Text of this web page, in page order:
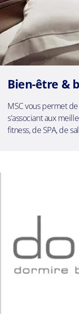
Bien-être &
MSC vous permet
s'associant aux
fitness, de SPA, de